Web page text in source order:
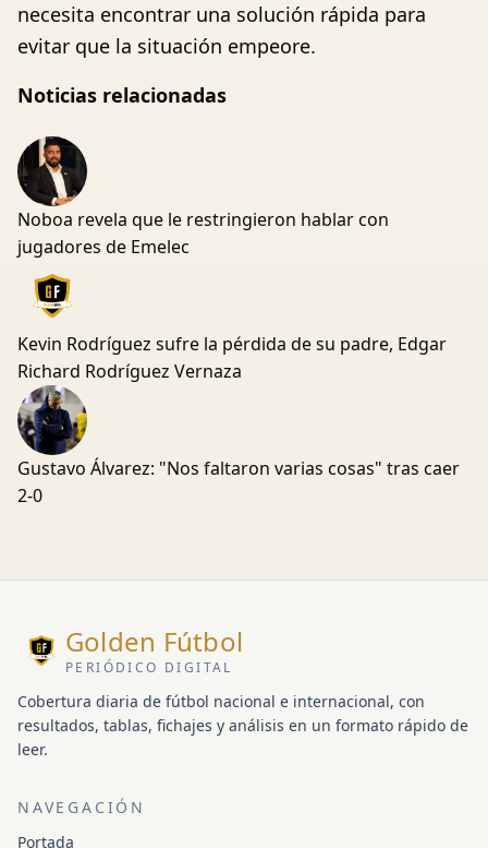
necesita encontrar una solución rápida para
evitar que la situación empeore.
Noticias relacionadas
Noboa revela que le restringieron hablar con
jugadores de Emelec
Kevin Rodríguez sufre la pérdida de su padre, Edgar
Richard Rodríguez Vernaza
Gustavo Álvarez: "Nos faltaron varias cosas" tras caer
2-0
Golden Fútbol
PERIÓDICO DIGITAL
Cobertura diaria de fútbol nacional e internacional, con
resultados, tablas, fichajes y análisis en un formato rápido de
leer.
NAVEGACIÓN
Portada